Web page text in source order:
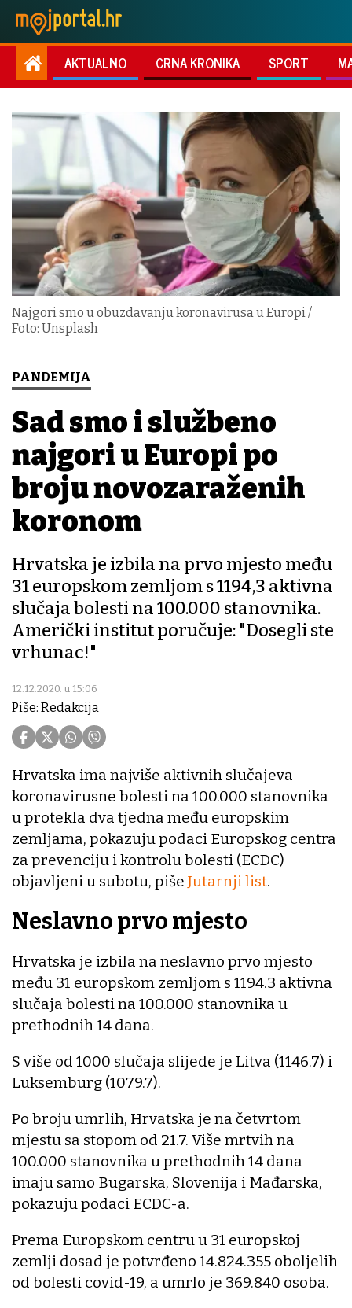
AKTUALNO CRNA KRONIKA SPORT
Najgori smo u obuzdavanju koronavirusa u Europi /
Foto: Unsplash
PANDEMIJA
Sad smo i službeno
najgori u Europi po
broju novozaraženih
koronom
Hrvatska je izbila na prvo mjesto među
31 europskom zemljom s 1194,3 aktivna
slučaja bolesti na 100.000 stanovnika.
Američki institut poručuje: "Dosegli ste
vrhunac!"
12.12.2020. u 15:06
Piše: Redakcija
Hrvatska ima najviše aktivnih slučajeva
koronavirusne bolesti na 100.000 stanovnika
u protekla dva tjedna među europskim
zemljama, pokazuju podaci Europskog centra
za prevenciju i kontrolu bolesti (ECDC)
objavljeni u subotu, piše Jutarnji list.
Neslavno prvo mjesto
Hrvatska je izbila na neslavno prvo mjesto
među 31 europskom zemljom s 1194.3 aktivna
slučaja bolesti na 100.000 stanovnika u
prethodnih 14 dana.
S više od 1000 slučaja slijede je Litva (1146.7) i
Luksemburg (1079.7).
Po broju umrlih, Hrvatska je na četvrtom
mjestu sa stopom od 21.7. Više mrtvih na
100.000 stanovnika u prethodnih 14 dana
imaju samo Bugarska, Slovenija i Mađarska,
pokazuju podaci ECDC-a.
Prema Europskom centru u 31 europskoj
zemlji dosad je potvrđeno 14.824.355 oboljelih
od bolesti covid-19, a umrlo je 369.840 osoba.